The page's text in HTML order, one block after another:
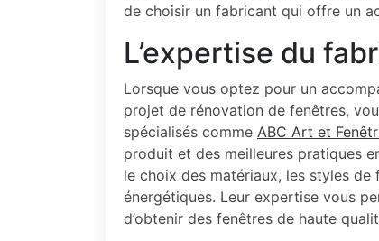
de choisir un fabricant qui offre un
L’expertise du
Lorsque vous optez pour un
projet de rénovation de fenêtres,
spécialisés comme ABC Art et
produit et des meilleures pratiques
le choix des matériaux, les styles
énergétiques. Leur expertise vous
d’obtenir des fenêtres de haute